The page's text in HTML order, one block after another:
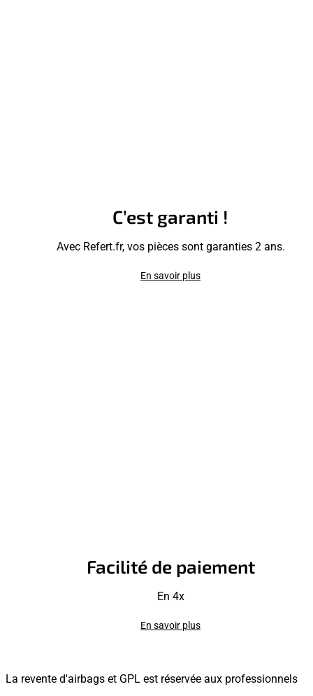
C’est garanti !
Avec Refert.fr, vos pièces sont garanties 2 ans.
En savoir plus
Facilité de paiement
En 4x
En savoir plus
La revente d'airbags et GPL est réservée aux professionnels